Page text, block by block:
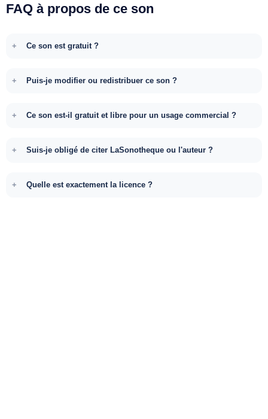
FAQ à propos de ce son
Ce son est gratuit ?
Puis-je modifier ou redistribuer ce son ?
Ce son est-il gratuit et libre pour un usage commercial ?
Suis-je obligé de citer LaSonotheque ou l'auteur ?
Quelle est exactement la licence ?